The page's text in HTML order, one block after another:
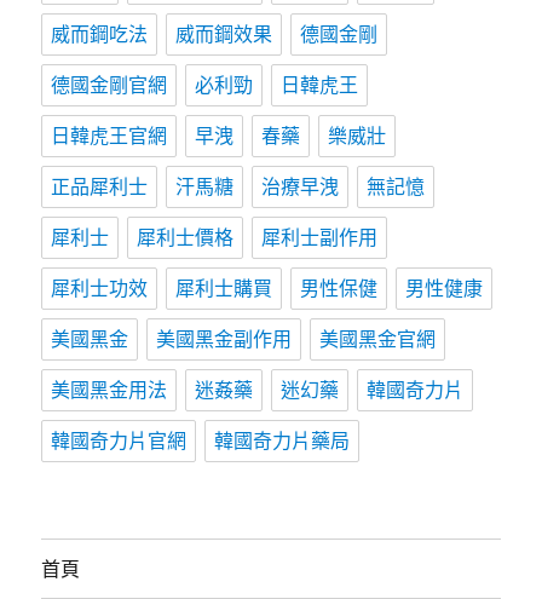
威而鋼吃法 威而鋼效果 德國金剛
德國金剛官網 必利勁 日韓虎王
日韓虎王官網 早洩 春藥 樂威壯
正品犀利士 汗馬糖 治療早洩 無記憶
犀利士 犀利士價格 犀利士副作用
犀利士功效 犀利士購買 男性保健 男性健康
美國黑金 美國黑金副作用 美國黑金官網
美國黑金用法 迷姦藥 迷幻藥 韓國奇力片
韓國奇力片官網 韓國奇力片藥局
首頁